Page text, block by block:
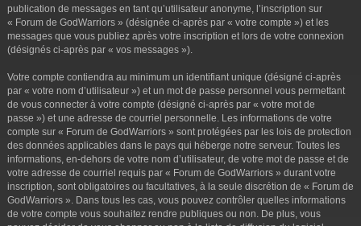
publication de messages en tant qu’utilisateur anonyme, l’inscription sur
« Forum de GodWarriors » (désignée ci-après par « votre compte ») et les
messages que vous publiez après votre inscription et lors de votre connexion
(désignés ci-après par « vos messages »).
Votre compte contiendra au minimum un identifiant unique (désigné ci-après
par « votre nom d’utilisateur ») et un mot de passe personnel vous permettant
de vous connecter à votre compte (désigné ci-après par « votre mot de
passe ») et une adresse de courriel personnelle. Les informations de votre
compte sur « Forum de GodWarriors » sont protégées par les lois de protection
des données applicables dans le pays qui héberge notre serveur. Toutes les
informations, en-dehors de votre nom d’utilisateur, de votre mot de passe et de
votre adresse de courriel requis par « Forum de GodWarriors » durant votre
inscription, sont obligatoires ou facultatives, à la seule discrétion de « Forum de
GodWarriors ». Dans tous les cas, vous pouvez contrôler quelles informations
de votre compte vous souhaitez rendre publiques ou non. De plus, vous